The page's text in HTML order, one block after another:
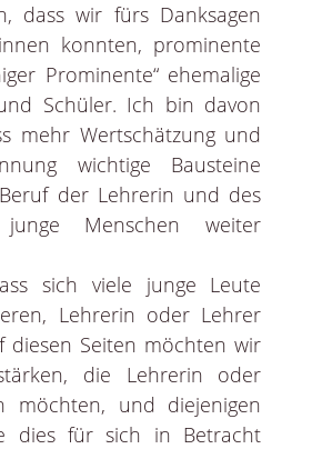
dass wir fürs Danksagen
konnten, prominente
Prominente“ ehemalige
Schüler. Ich bin davon
mehr Wertschätzung und
wichtige Bausteine
der Lehrerin und des
Menschen weiter
sich viele junge Leute
Lehrerin oder Lehrer
diesen Seiten möchten wir
die Lehrerin oder
möchten, und diejenigen
dies für sich in Betracht